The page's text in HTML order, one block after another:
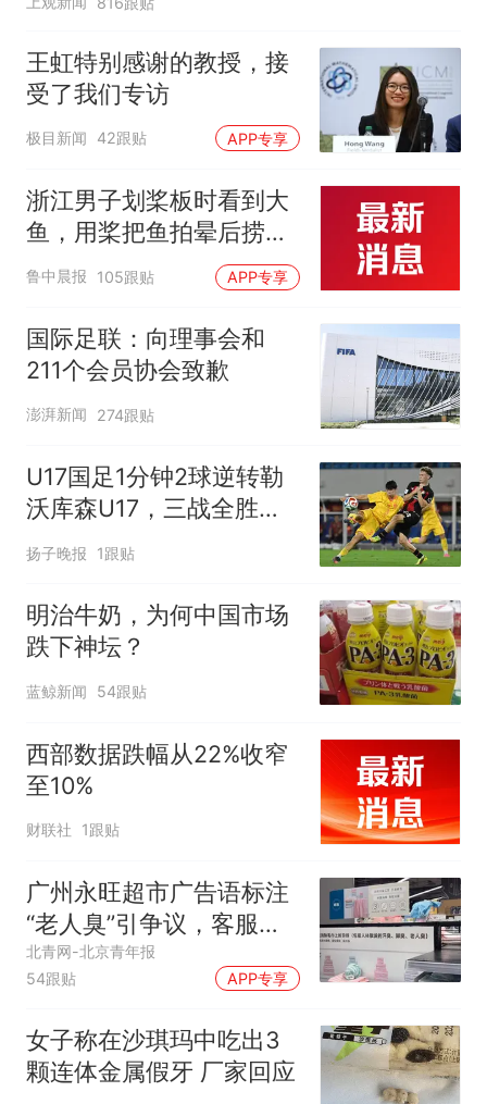
王虹特别感谢的教授，接
受了我们专访
极目新闻 42跟贴 APP专享
浙江男子划桨板时看到大
鱼，用桨把鱼拍晕后捞
起；当事人：鱼重7斤6
两，做成红烧辣子鱼块，
味道很好
鲁中晨报 105跟贴 APP专享
国际足联：向理事会和
211个会员协会致歉
澎湃新闻 274跟贴
U17国足1分钟2球逆转勒
沃库森U17，三战全胜！
赵松源替补登场传射建功
扬子晚报 1跟贴
明治牛奶，为何中国市场
跌下神坛？
蓝鲸新闻 54跟贴
西部数据跌幅从22%收窄
至10%
财联社 1跟贴
广州永旺超市广告语标注
“老人臭”引争议，客服回
应
北青网-北京青年报
54跟贴
APP专享
女子称在沙琪玛中吃出3
颗连体金属假牙 厂家回应